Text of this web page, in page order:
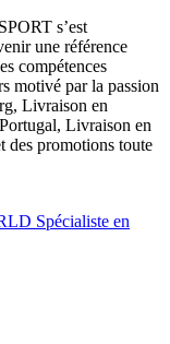
s’est
une référence
compétences
motivé par la passion
Livraison en
Livraison en
des promotions toute
Spécialiste en